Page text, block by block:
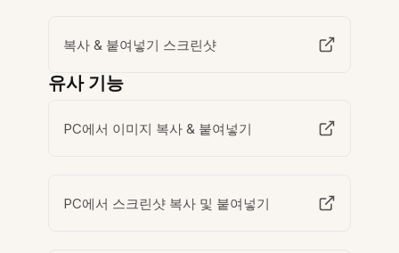
복사 & 붙여넣기 스크린샷
유사 기능
PC에서 이미지 복사 & 붙여넣기
PC에서 스크린샷 복사 및 붙여넣기